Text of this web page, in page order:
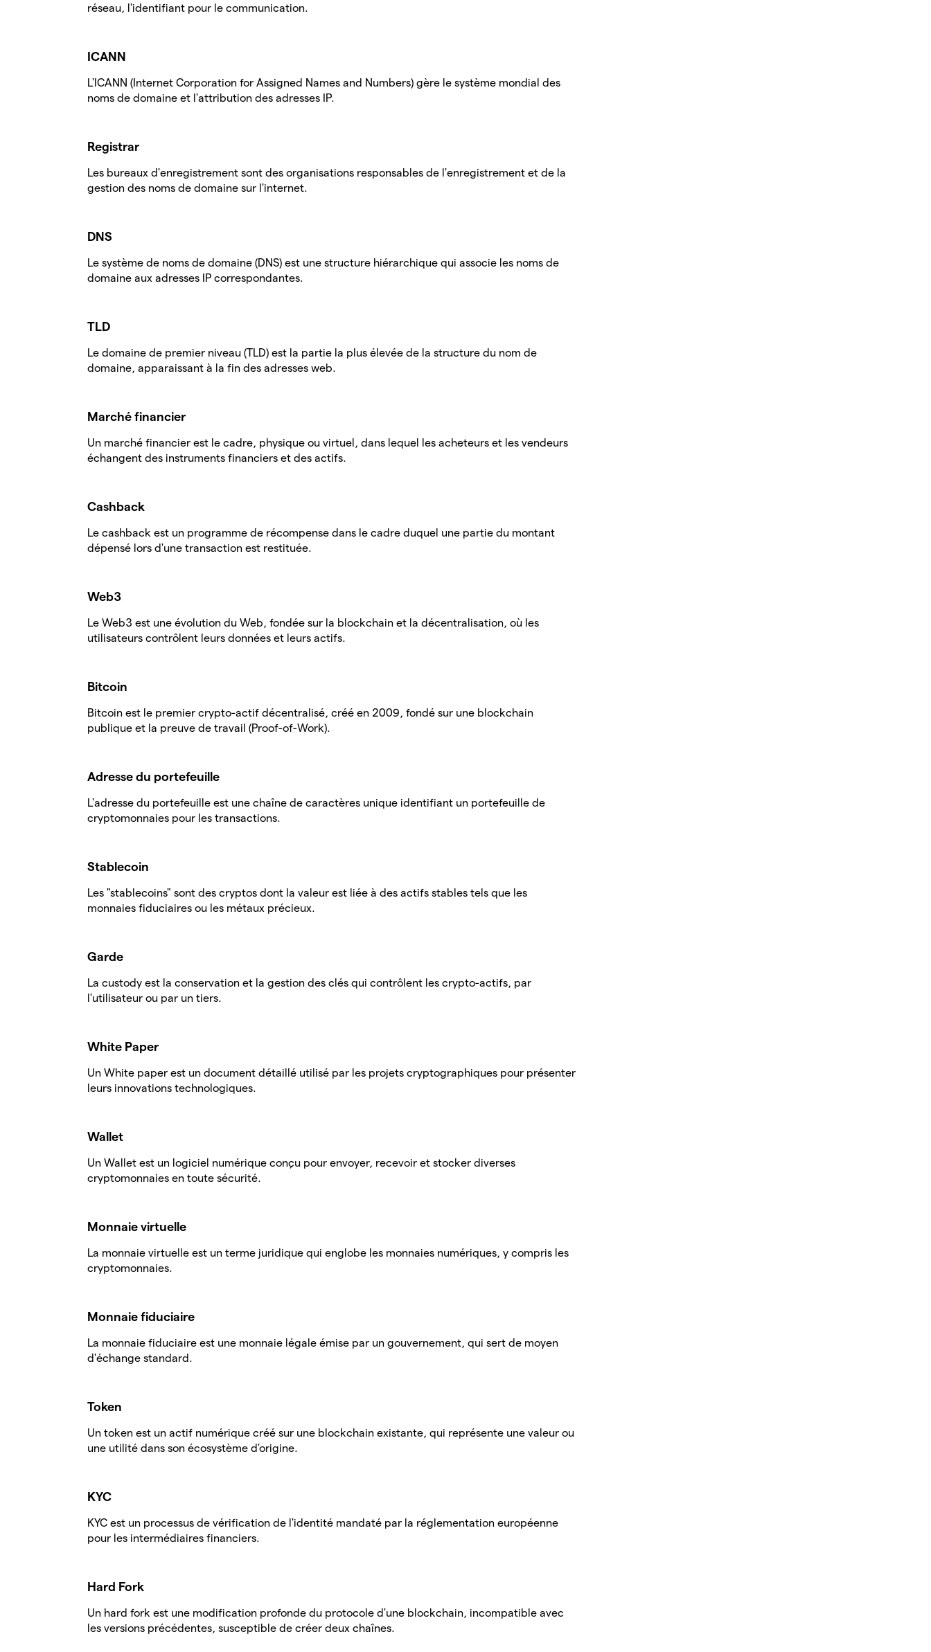
réseau, l'identifiant pour le communication.
ICANN
L'ICANN (Internet Corporation for Assigned Names and Numbers) gère le système mondial des
noms de domaine et l'attribution des adresses IP.
Registrar
Les bureaux d'enregistrement sont des organisations responsables de l'enregistrement et de la
gestion des noms de domaine sur l'internet.
DNS
Le système de noms de domaine (DNS) est une structure hiérarchique qui associe les noms de
domaine aux adresses IP correspondantes.
TLD
Le domaine de premier niveau (TLD) est la partie la plus élevée de la structure du nom de
domaine, apparaissant à la fin des adresses web.
Marché financier
Un marché financier est le cadre, physique ou virtuel, dans lequel les acheteurs et les vendeurs
échangent des instruments financiers et des actifs.
Cashback
Le cashback est un programme de récompense dans le cadre duquel une partie du montant
dépensé lors d'une transaction est restituée.
Web3
Le Web3 est une évolution du Web, fondée sur la blockchain et la décentralisation, où les
utilisateurs contrôlent leurs données et leurs actifs.
Bitcoin
Bitcoin est le premier crypto-actif décentralisé, créé en 2009, fondé sur une blockchain
publique et la preuve de travail (Proof-of-Work).
Adresse du portefeuille
L'adresse du portefeuille est une chaîne de caractères unique identifiant un portefeuille de
cryptomonnaies pour les transactions.
Stablecoin
Les "stablecoins" sont des cryptos dont la valeur est liée à des actifs stables tels que les
monnaies fiduciaires ou les métaux précieux.
Garde
La custody est la conservation et la gestion des clés qui contrôlent les crypto-actifs, par
l'utilisateur ou par un tiers.
White Paper
Un White paper est un document détaillé utilisé par les projets cryptographiques pour présenter
leurs innovations technologiques.
Wallet
Un Wallet est un logiciel numérique conçu pour envoyer, recevoir et stocker diverses
cryptomonnaies en toute sécurité.
Monnaie virtuelle
La monnaie virtuelle est un terme juridique qui englobe les monnaies numériques, y compris les
cryptomonnaies.
Monnaie fiduciaire
La monnaie fiduciaire est une monnaie légale émise par un gouvernement, qui sert de moyen
d'échange standard.
Token
Un token est un actif numérique créé sur une blockchain existante, qui représente une valeur ou
une utilité dans son écosystème d'origine.
KYC
KYC est un processus de vérification de l'identité mandaté par la réglementation européenne
pour les intermédiaires financiers.
Hard Fork
Un hard fork est une modification profonde du protocole d'une blockchain, incompatible avec
les versions précédentes, susceptible de créer deux chaînes.